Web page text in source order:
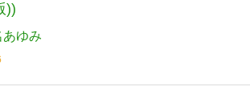
))
あゆみ